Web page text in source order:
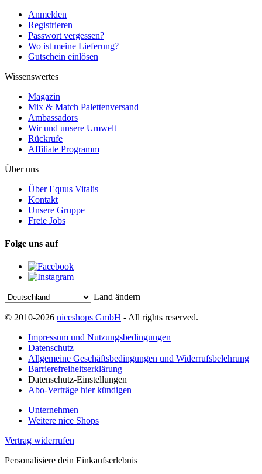
Anmelden
Registrieren
Passwort vergessen?
Wo ist meine Lieferung?
Gutschein einlösen
Wissenswertes
Magazin
Mix & Match Palettenversand
Ambassadors
Wir und unsere Umwelt
Rückrufe
Affiliate Programm
Über uns
Über Equus Vitalis
Kontakt
Unsere Gruppe
Freie Jobs
Folge uns auf
Land ändern
© 2010-2026 niceshops GmbH - All rights reserved.
Impressum und Nutzungsbedingungen
Datenschutz
Allgemeine Geschäftsbedingungen und Widerrufsbelehrung
Barrierefreiheitserklärung
Datenschutz-Einstellungen
Abo-Verträge hier kündigen
Unternehmen
Weitere nice Shops
Vertrag widerrufen
Personalisiere dein Einkaufserlebnis